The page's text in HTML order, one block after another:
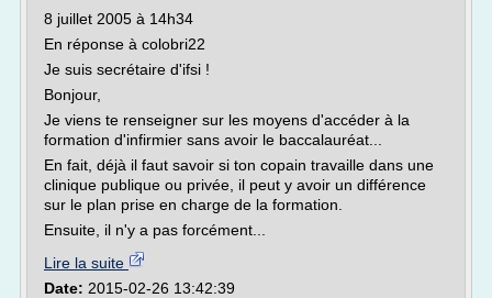
8 juillet 2005 à 14h34
En réponse à colobri22
Je suis secrétaire d'ifsi !
Bonjour,
Je viens te renseigner sur les moyens d'accéder à la
formation d'infirmier sans avoir le baccalauréat...
En fait, déjà il faut savoir si ton copain travaille dans une
clinique publique ou privée, il peut y avoir un différence
sur le plan prise en charge de la formation.
Ensuite, il n'y a pas forcément...
Lire la suite
Date: 2015-02-26 13:42:39